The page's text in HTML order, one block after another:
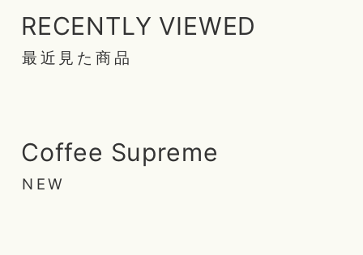
RECENTLY VIEWED
最近見た商品
Coffee Supreme
NEW